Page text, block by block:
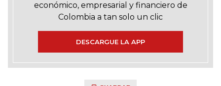
económico, empresarial y financiero de
Colombia a tan solo un clic
DESCARGUE LA APP